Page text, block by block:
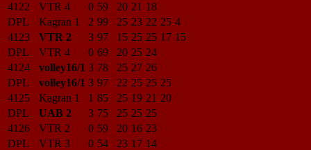
4122
VTR 4 0 59 20 21 18
DPL
Kagran 1 2 99 25 23 22 25 4
4123
VTR 2 3 97 15 25 25 17 15
DPL
VTR 4 0 69 20 25 24
4124
volley16/1 3 78 25 27 26
DPL
volley16/1 3 97 22 25 25 25
4125
Kagran 1 1 85 25 19 21 20
DPL
UAB 2 3 75 25 25 25
4126
VTR 2 0 59 20 16 23
DPL
VTR 3 0 54 23 17 14